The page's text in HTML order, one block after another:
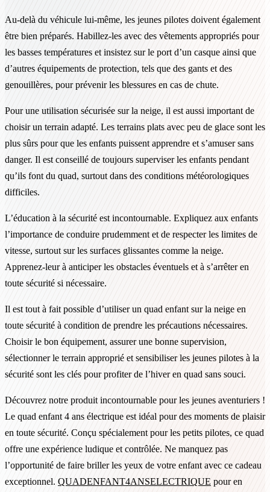
Au-delà du véhicule lui-même, les jeunes pilotes doivent également
être bien préparés. Habillez-les avec des vêtements appropriés pour
les basses températures et insistez sur le port d’un casque ainsi que
d’autres équipements de protection, tels que des gants et des
genouillères, pour prévenir les blessures en cas de chute.
Pour une utilisation sécurisée sur la neige, il est aussi important de
choisir un terrain adapté. Les terrains plats avec peu de glace sont les
plus sûrs pour que les enfants puissent apprendre et s’amuser sans
danger. Il est conseillé de toujours superviser les enfants pendant
qu’ils font du quad, surtout dans des conditions météorologiques
difficiles.
L’éducation à la sécurité est incontournable. Expliquez aux enfants
l’importance de conduire prudemment et de respecter les limites de
vitesse, surtout sur les surfaces glissantes comme la neige.
Apprenez-leur à anticiper les obstacles éventuels et à s’arrêter en
toute sécurité si nécessaire.
Il est tout à fait possible d’utiliser un quad enfant sur la neige en
toute sécurité à condition de prendre les précautions nécessaires.
Choisir le bon équipement, assurer une bonne supervision,
sélectionner le terrain approprié et sensibiliser les jeunes pilotes à la
sécurité sont les clés pour profiter de l’hiver en quad sans souci.
Découvrez notre produit incontournable pour les jeunes aventuriers !
Le quad enfant 4 ans électrique est idéal pour des moments de plaisir
en toute sécurité. Conçu spécialement pour les petits pilotes, ce quad
offre une expérience ludique et contrôlée. Ne manquez pas
l’opportunité de faire briller les yeux de votre enfant avec ce cadeau
exceptionnel. QUADENFANT4ANSELECTRIQUE pour en